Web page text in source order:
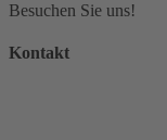
Besuchen Sie uns!
Kontakt